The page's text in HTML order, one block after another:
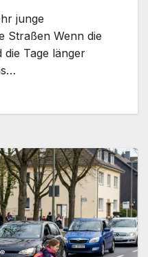
junge
Straßen Wenn die
die Tage länger